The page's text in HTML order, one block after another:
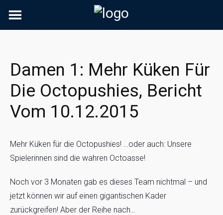
Damen 1: Mehr Küken Für
Die Octopushies, Bericht
Vom 10.12.2015
Mehr Küken für die Octopushies! …oder auch: Unsere
Spielerinnen sind die wahren Octoasse!
Noch vor 3 Monaten gab es dieses Team nichtmal – und
jetzt können wir auf einen gigantischen Kader
zurückgreifen! Aber der Reihe nach…